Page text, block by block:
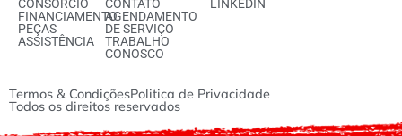
CONSÓRCIO
FINANCIAMENTO
PEÇAS
ASSISTÊNCIA
CONTATO
AGENDAMENTO
DE SERVIÇO
TRABALHO
CONOSCO
LINKEDIN
Termos & CondiçõesPolitica de Privacidade
Todos os direitos reservados